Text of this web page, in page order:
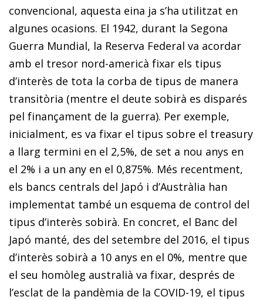
convencional, aquesta eina ja s’ha utilitzat en
algunes ocasions. El 1942, durant la Segona
Guerra Mundial, la Reserva Federal va acordar
amb el tresor nord-americà fixar els tipus
d’interès de tota la corba de tipus de manera
transitòria (mentre el deute sobirà es disparés
pel finançament de la guerra). Per exemple,
inicialment, es va fixar el tipus sobre el treasury
a llarg termini en el 2,5%, de set a nou anys en
el 2% i a un any en el 0,875%. Més recentment,
els bancs centrals del Japó i d’Austràlia han
implementat també un esquema de control del
tipus d’interès sobirà. En concret, el Banc del
Japó manté, des del setembre del 2016, el tipus
d’interès sobirà a 10 anys en el 0%, mentre que
el seu homòleg australià va fixar, després de
l’esclat de la pandèmia de la COVID-19, el tipus